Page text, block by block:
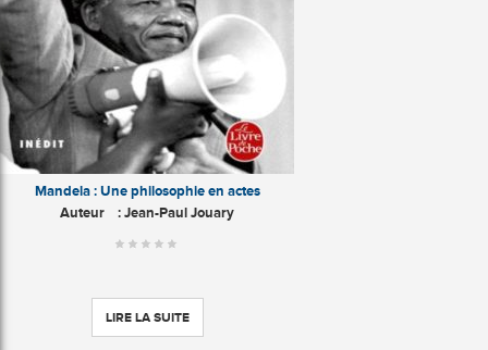
Mandela : Une philosophie en actes
Auteur : Jean-Paul Jouary
LIRE LA SUITE